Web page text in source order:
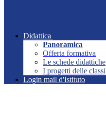
Didattica
Panoramica
Offerta formativa
Le schede didattiche
I progetti delle classi
Login mail d'Istituto